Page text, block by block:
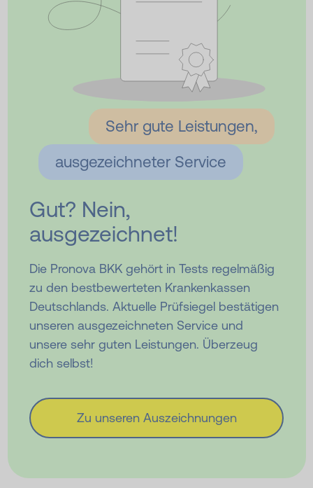
Sehr gute Leistungen,
ausgezeichneter Service
Gut? Nein,
ausgezeichnet!
Die Pronova BKK gehört in Tests regelmäßig
zu den bestbewerteten Krankenkassen
Deutschlands. Aktuelle Prüfsiegel bestätigen
unseren ausgezeichneten Service und
unsere sehr guten Leistungen. Überzeug
dich selbst!
Zu unseren Auszeichnungen